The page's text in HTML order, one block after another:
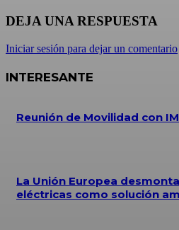
DEJA UNA RESPUESTA
Iniciar sesión para dejar un comentario
INTERESANTE
Reunión de Movilidad con
La Unión Europea
eléctricas como solución